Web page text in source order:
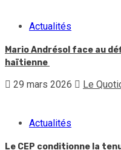
Actualités
Mario Andrésol face au
haïtienne
29 mars 2026 Le
Actualités
Le CEP conditionne la